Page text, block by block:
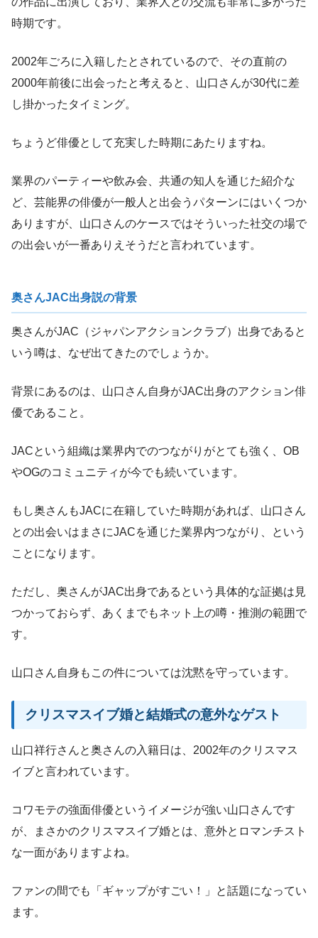
時期です。
2002年ごろに入籍したとされているので、その直前の
2000年前後に出会ったと考えると、山口さんが30代に差
し掛かったタイミング。
ちょうど俳優として充実した時期にあたりますね。
業界のパーティーや飲み会、共通の知人を通じた紹介な
ど、芸能界の俳優が一般人と出会うパターンにはいくつか
ありますが、山口さんのケースではそういった社交の場で
の出会いが一番ありえそうだと言われています。
奥さんJAC出身説の背景
奥さんがJAC（ジャパンアクションクラブ）出身であると
いう噂は、なぜ出てきたのでしょうか。
背景にあるのは、山口さん自身がJAC出身のアクション俳
優であること。
JACという組織は業界内でのつながりがとても強く、OB
やOGのコミュニティが今でも続いています。
もし奥さんもJACに在籍していた時期があれば、山口さん
との出会いはまさにJACを通じた業界内つながり、という
ことになります。
ただし、奥さんがJAC出身であるという具体的な証拠は見
つかっておらず、あくまでもネット上の噂・推測の範囲で
す。
山口さん自身もこの件については沈黙を守っています。
クリスマスイブ婚と結婚式の意外なゲスト
山口祥行さんと奥さんの入籍日は、2002年のクリスマス
イブと言われています。
コワモテの強面俳優というイメージが強い山口さんです
が、まさかのクリスマスイブ婚とは、意外とロマンチスト
な一面がありますよね。
ファンの間でも「ギャップがすごい！」と話題になってい
ます。